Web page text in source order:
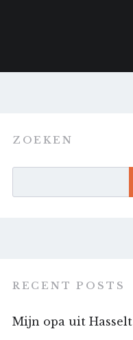
ZOEKEN
RECENT POSTS
Mijn opa uit Hasselt